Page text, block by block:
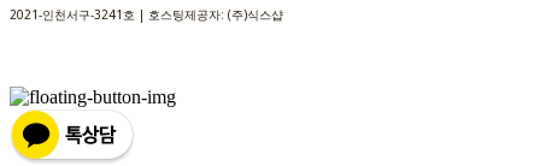
2021-인천서구-3241호 | 호스팅제공자: (주)식스샵